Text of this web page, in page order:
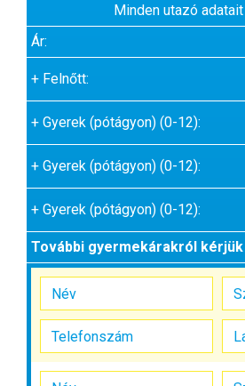
Minden utazó
Ár:
+ Felnőtt:
+ Gyerek (pótágyon) (0-12):
+ Gyerek (pótágyon) (0-12):
+ Gyerek (pótágyon) (0-12):
További gyermekárakról